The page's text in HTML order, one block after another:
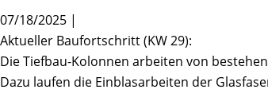
07/18/2025 |
Aktueller Baufortschritt (KW 29):
Die Tiefbau-Kolonnen arbeiten von
Dazu laufen die Einblasarbeiten der